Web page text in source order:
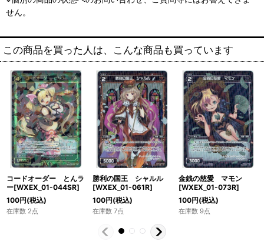
せん。
この商品を買った人は、こんな商品も買っています
コードオーダー とんラ
ー[WXEX_01-044SR]
100円(税込)
在庫数 2点
勝利の国王 シャルル
[WXEX_01-061R]
100円(税込)
在庫数 7点
金銭の慈愛 マモン
[WXEX_01-073R]
100円(税込)
在庫数 9点